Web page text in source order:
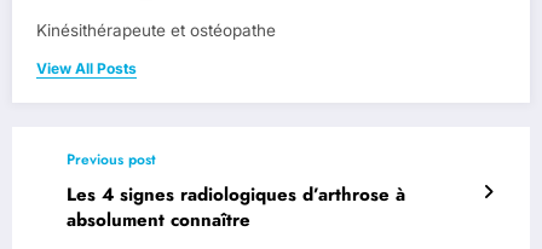
Kinésithérapeute et ostéopathe
View All Posts
Previous post
Les 4 signes radiologiques d’arthrose à
absolument connaître